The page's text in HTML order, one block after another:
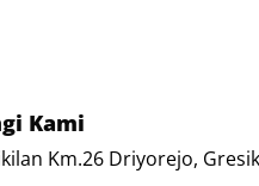
Kami
Km.26 Driyorejo,